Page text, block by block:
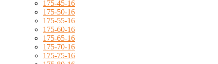
175-45-16
175-50-16
175-55-16
175-60-16
175-65-16
175-70-16
175-75-16